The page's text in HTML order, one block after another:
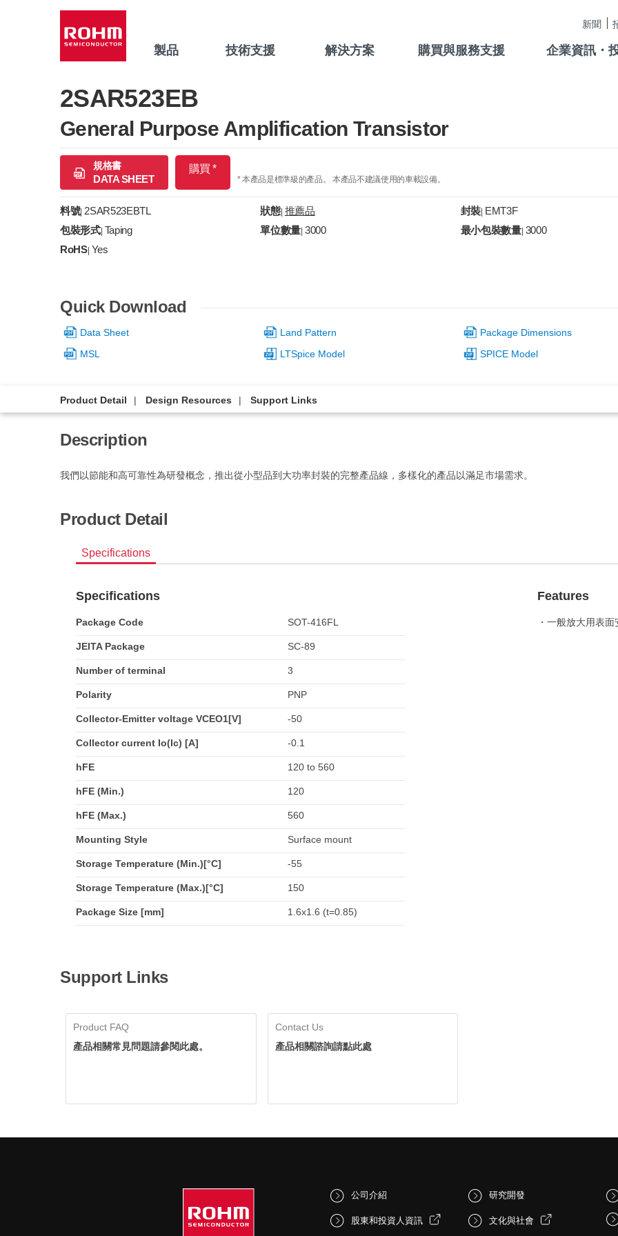
新聞
製品 技術支援 解決方案 購買與服務支援 企業資訊・
2SAR523EB
General Purpose Amplification Transistor
規格書
DATA SHEET
購買 *
* 本產品是標準級的產品。 本產品不建議使用的車載設備。
料號|2SAR523EBTL 狀態| 推薦品 封裝 EMT3F
包裝形式| Taping 單位數量 |3000 最小包裝數量| 3000
RoHS| Yes
Quick Download
Data Sheet Land Pattern Package Dimensions
MSL
LTSpice Model SPICE Model
Product Detail Design Resources Support Links
Description
我們以節能和高可靠性為研發概念，推出從小型品到大功率封裝的完整產品線，多樣化的產品以滿足市場需求。
Product Detail
Specifications
Specifications
Package Code SOT-416FL
JEITA Package SC-89
Number of terminal 3
Polarity PNP
Collector-Emitter voltage VCEO1[V] -50
Collector current Io(Ic) [A] -0.1
hFE 120 to 560
hFE (Min.) 120
hFE (Max.) 560
Mounting Style Surface mount
Storage Temperature (Min.)[°C] -55
Storage Temperature (Max.)[°C] 150
Package Size [mm] 1.6x1.6 (t=0.85)
Features
・一般放大用表
Support Links
Product FAQ
產品相關常見問題請參閱此處。
Contact Us
產品相關諮詢請點此處
公司介紹
股東和投資人資訊
研究開發
文化與社會